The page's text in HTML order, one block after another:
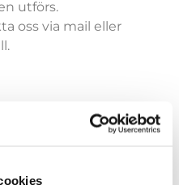
utförs.
oss via mail eller